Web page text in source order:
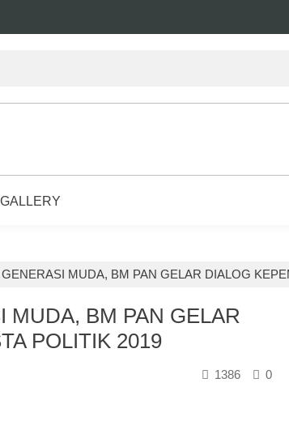
GALLERY
MUDA, BM PAN GELAR DIALOG
MUDA, BM PAN GELAR
POLITIK 2019
0
1386